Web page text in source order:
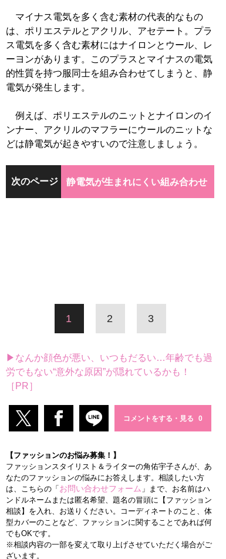
マイナス電気を多く含む素材の代表的なもの
は、ポリエステルとアクリル、アセテート。プラ
ス電気を多く含む素材にはナイロンとウール、レ
ーヨンがあります。このプラスとマイナスの電気
的性質を持つ服同士を組み合わせてしまうと、静
電気が発生します。
例えば、ポリエステルのニットとナイロンのイ
ンナー、アクリルのマフラーにウールのニットな
どは静電気が起きやすいので注意しましょう。
次のページ 静電気が生まれにくい組み合わせ
1 2 3
▶なんか顔色が悪い、いつもだるい…年齢でも過
労でもない“意外な原因”が隠れているかも！
［PR］
コメントをする・見る
【ファッションのお悩み募集！】
ファッションスタイリスト＆ライターの角佑宇子さんが、あ
なたのファッションの悩みにお答えします。相談したい方
は、こちらの「お問い合わせフォーム 」まで、お名前はハ
ンドルネームまたは匿名希望、題名の冒頭に【ファッション
相談】を入れ、お送りください。コーディネートのこと、体
型カバーのことなど、ファッションに関することであれば何
でもOKです。
※相談内容の一部を変えて取り上げさせていただく場合がご
ざいます。